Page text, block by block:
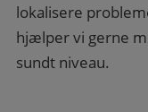
lokalisere
hjælper vi gerne
sundt niveau.